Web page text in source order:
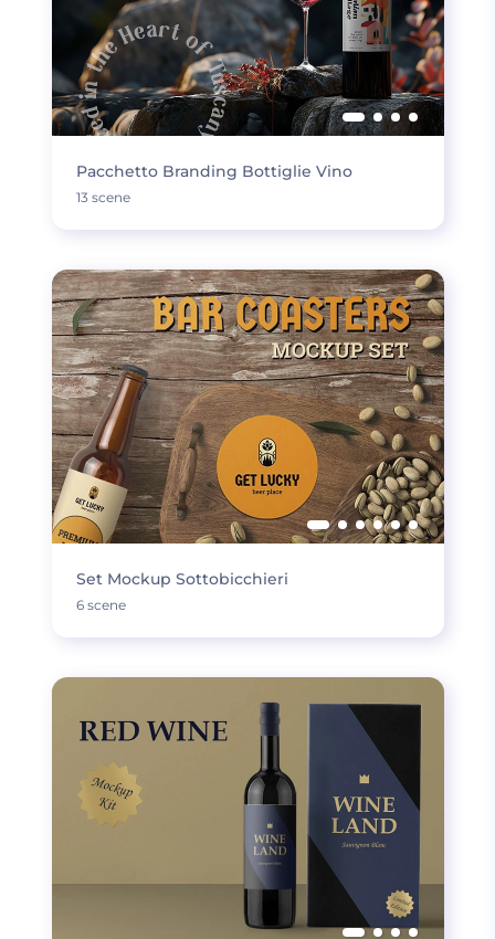
Pacchetto Branding Bottiglie Vino
13 scene
Set Mockup Sottobicchieri
6 scene